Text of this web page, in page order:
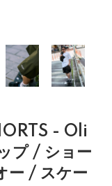
- Oli
プ / ショー
ー / スケー